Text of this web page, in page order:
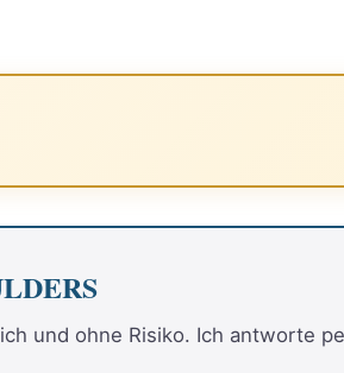
und ohne Risiko. Ich antworte